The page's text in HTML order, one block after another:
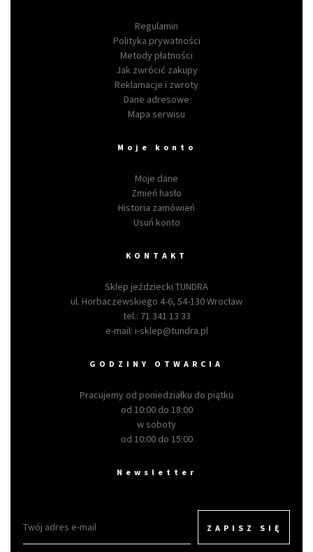
Regulamin
Polityka prywatności
Metody płatności
Jak zwrócić zakupy
Reklamacje i zwroty
Dane adresowe
Mapa serwisu
Moje konto
Moje dane
Zmień hasło
Historia zamówień
Usuń konto
KONTAKT
Sklep jeździecki TUNDRA
ul. Horbaczewskiego 4-6, 54-130 Wrocław
tel.: 71 341 13 33
e-mail: i-sklep@tundra.pl
GODZINY OTWARCIA
Pracujemy od poniedziałku do piątku
od 10:00 do 18:00
w soboty
od 10:00 do 15:00
Newsletter
ZAPISZ SIĘ